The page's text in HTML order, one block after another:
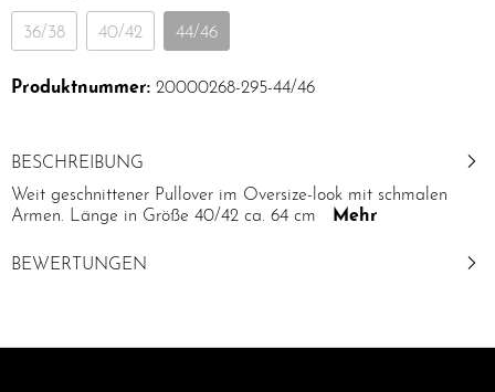
36/38 40/42 44/46
Produktnummer: 20000268-295-44/46
BESCHREIBUNG
Weit geschnittener Pullover im Oversize-look mit schmalen
Armen. Länge in Größe 40/42 ca. 64 cm
Mehr
BEWERTUNGEN